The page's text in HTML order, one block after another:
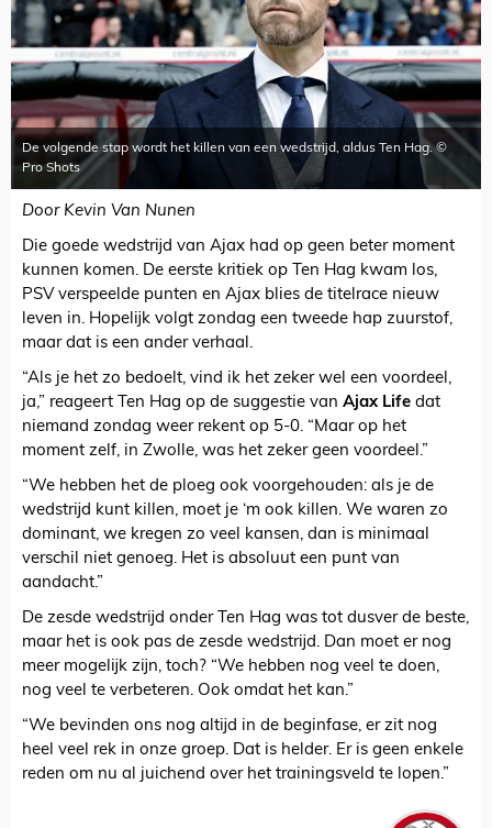
De volgende stap wordt het killen van een wedstrijd, aldus Ten Hag. ©
Pro Shots
Door Kevin Van Nunen
Die goede wedstrijd van Ajax had op geen beter moment
kunnen komen. De eerste kritiek op Ten Hag kwam los,
PSV verspeelde punten en Ajax blies de titelrace nieuw
leven in. Hopelijk volgt zondag een tweede hap zuurstof,
maar dat is een ander verhaal.
“Als je het zo bedoelt, vind ik het zeker wel een voordeel,
ja,” reageert Ten Hag op de suggestie van Ajax Life dat
niemand zondag weer rekent op 5-0. “Maar op het
moment zelf, in Zwolle, was het zeker geen voordeel.”
“We hebben het de ploeg ook voorgehouden: als je de
wedstrijd kunt killen, moet je ‘m ook killen. We waren zo
dominant, we kregen zo veel kansen, dan is minimaal
verschil niet genoeg. Het is absoluut een punt van
aandacht.”
De zesde wedstrijd onder Ten Hag was tot dusver de beste,
maar het is ook pas de zesde wedstrijd. Dan moet er nog
meer mogelijk zijn, toch? “We hebben nog veel te doen,
nog veel te verbeteren. Ook omdat het kan.”
“We bevinden ons nog altijd in de beginfase, er zit nog
heel veel rek in onze groep. Dat is helder. Er is geen enkele
reden om nu al juichend over het trainingsveld te lopen.”